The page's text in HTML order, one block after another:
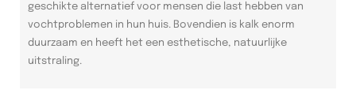
geschikte alternatief voor mensen die last hebben van
vochtproblemen in hun huis. Bovendien is kalk enorm
duurzaam en heeft het een esthetische, natuurlijke
uitstraling.